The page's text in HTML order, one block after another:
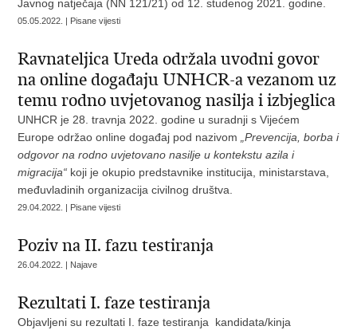
Javnog natječaja (NN 121/21) od 12. studenog 2021. godine.
05.05.2022. | Pisane vijesti
Ravnateljica Ureda održala uvodni govor
na online događaju UNHCR-a vezanom uz
temu rodno uvjetovanog nasilja i izbjeglica
UNHCR je 28. travnja 2022. godine u suradnji s Vijećem
Europe održao online događaj pod nazivom
„Prevencija, borba i
odgovor na rodno uvjetovano nasilje u kontekstu azila i
migracija“ koji je okupio predstavnike institucija, ministarstava,
međuvladinih organizacija civilnog društva.
29.04.2022. | Pisane vijesti
Poziv na II. fazu testiranja
26.04.2022. | Najave
Rezultati I. faze testiranja
Objavljeni su rezultati I. faze testiranja kandidata/kinja